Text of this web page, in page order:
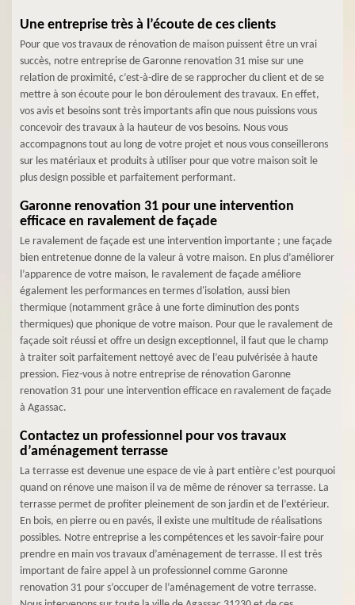
Une entreprise très à l’écoute de ces clients
Pour que vos travaux de rénovation de maison puissent être un vrai
succès, notre entreprise de Garonne renovation 31 mise sur une
relation de proximité, c’est-à-dire de se rapprocher du client et de se
mettre à son écoute pour le bon déroulement des travaux. En effet,
vos avis et besoins sont très importants afin que nous puissions vous
concevoir des travaux à la hauteur de vos besoins. Nous vous
accompagnons tout au long de votre projet et nous vous conseillerons
sur les matériaux et produits à utiliser pour que votre maison soit le
plus design possible et parfaitement performant.
Garonne renovation 31 pour une intervention
efficace en ravalement de façade
Le ravalement de façade est une intervention importante ; une façade
bien entretenue donne de la valeur à votre maison. En plus d’améliorer
l’apparence de votre maison, le ravalement de façade améliore
également les performances en termes d'isolation, aussi bien
thermique (notamment grâce à une forte diminution des ponts
thermiques) que phonique de votre maison. Pour que le ravalement de
façade soit réussi et offre un design exceptionnel, il faut que le champ
à traiter soit parfaitement nettoyé avec de l’eau pulvérisée à haute
pression. Fiez-vous à notre entreprise de rénovation Garonne
renovation 31 pour une intervention efficace en ravalement de façade
à Agassac.
Contactez un professionnel pour vos travaux
d’aménagement terrasse
La terrasse est devenue une espace de vie à part entière c’est pourquoi
quand on rénove une maison il va de même de rénover sa terrasse. La
terrasse permet de profiter pleinement de son jardin et de l’extérieur.
En bois, en pierre ou en pavés, il existe une multitude de réalisations
possibles. Notre entreprise a les compétences et les savoir-faire pour
prendre en main vos travaux d’aménagement de terrasse. Il est très
important de faire appel à un professionnel comme Garonne
renovation 31 pour s’occuper de l’aménagement de votre terrasse.